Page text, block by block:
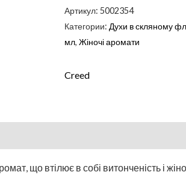
Артикул:5002354
Категории: Духи в скляному
мл,Жіночі аромати
Creed
що втілює в собі витонченість і